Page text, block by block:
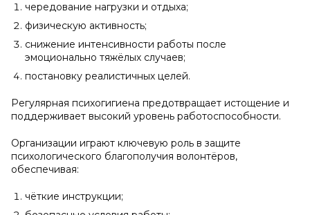
чередование нагрузки и отдыха;
физическую активность;
снижение интенсивности работы после
эмоционально тяжёлых случаев;
постановку реалистичных целей.
Регулярная психогигиена предотвращает истощение и
поддерживает высокий уровень работоспособности.
Организации играют ключевую роль в защите
психологического благополучия волонтёров,
обеспечивая:
чёткие инструкции;